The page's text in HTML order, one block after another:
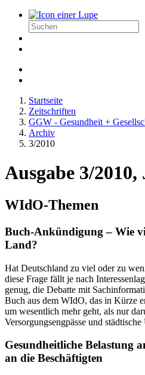
Startseite
Zeitschriften
GGW - Gesundheit +
Archiv
3/2010
Ausgabe 3/
WIdO-Themen
Buch-Ankündigung – Wie
Land?
Hat Deutschland zu viel oder zu
diese Frage fällt je nach
genug, die Debatte mit
Buch aus dem WIdO, das in Kürze
um wesentlich mehr geht, als nur
Versorgungsengpässe und
Gesundheitliche Belastung
an die Beschäftigten